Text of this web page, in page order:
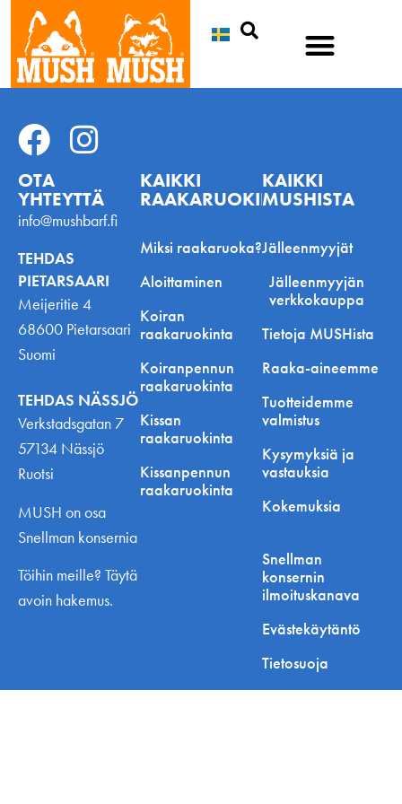
OTA
YHTEYTTÄ
info@mushbarf.fi
TEHDAS
PIETARSAARI
Meijeritie 4
68600 Pietarsaari
Suomi
TEHDAS NÄSSJÖ
Verkstadsgatan 7
57134 Nässjö
Ruotsi
MUSH on osa
Snellman konsernia
Töihin meille? Täytä
avoin hakemus.
KAIKKI
RAAKARUOKINNASTA
Miksi raakaruoka?
Aloittaminen
Koiran
raakaruokinta
Koiranpennun
raakaruokinta
Kissan
raakaruokinta
Kissanpennun
raakaruokinta
KAIKKI
MUSHISTA
Jälleenmyyjät
Jälleenmyyjän
verkkokauppa
Tietoja MUSHista
Raaka-aineemme
Tuotteidemme
valmistus
Kysymyksiä ja
vastauksia
Kokemuksia
Snellman
konsernin
ilmoituskanava
Evästekäytäntö
Tietosuoja